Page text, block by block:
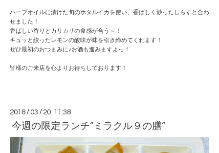
ハーブオイルに漬けた旬のホタルイカを使い、香ばしく炒ったしらすと合わ
せました！
香ばしい香りとカリカリの食感が合う～！
キュッと絞ったレモンの酸味が味を引き締めてくれます！
ぜひ最初のおつまみに♪お酒も進みますよっ！
皆様のご来店を心よりお待ちしております！
2018 /03 / 20 11:38
今週の限定ランチ”ミラクル９の膳”